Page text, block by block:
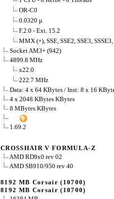
OR-C0
0.0320 µ
F.2.0 - Ext. 15.2
MMX (+), SSE, SSE2, SSE3,
Socket AM3+ (942)
4899.8 MHz
x22.0
222.7 MHz
Data: 4 x 64 KBytes / Inst: 8 x 16
4 x 2048 KBytes KBytes
8 MBytes KBytes
1.69.2
CROSSHAIR V FORMULA-Z
AMD RD9x0 rev 02
AMD SB910/950 rev 40
8192 MB Corsair (10700)
8192 MB Corsair (10700)